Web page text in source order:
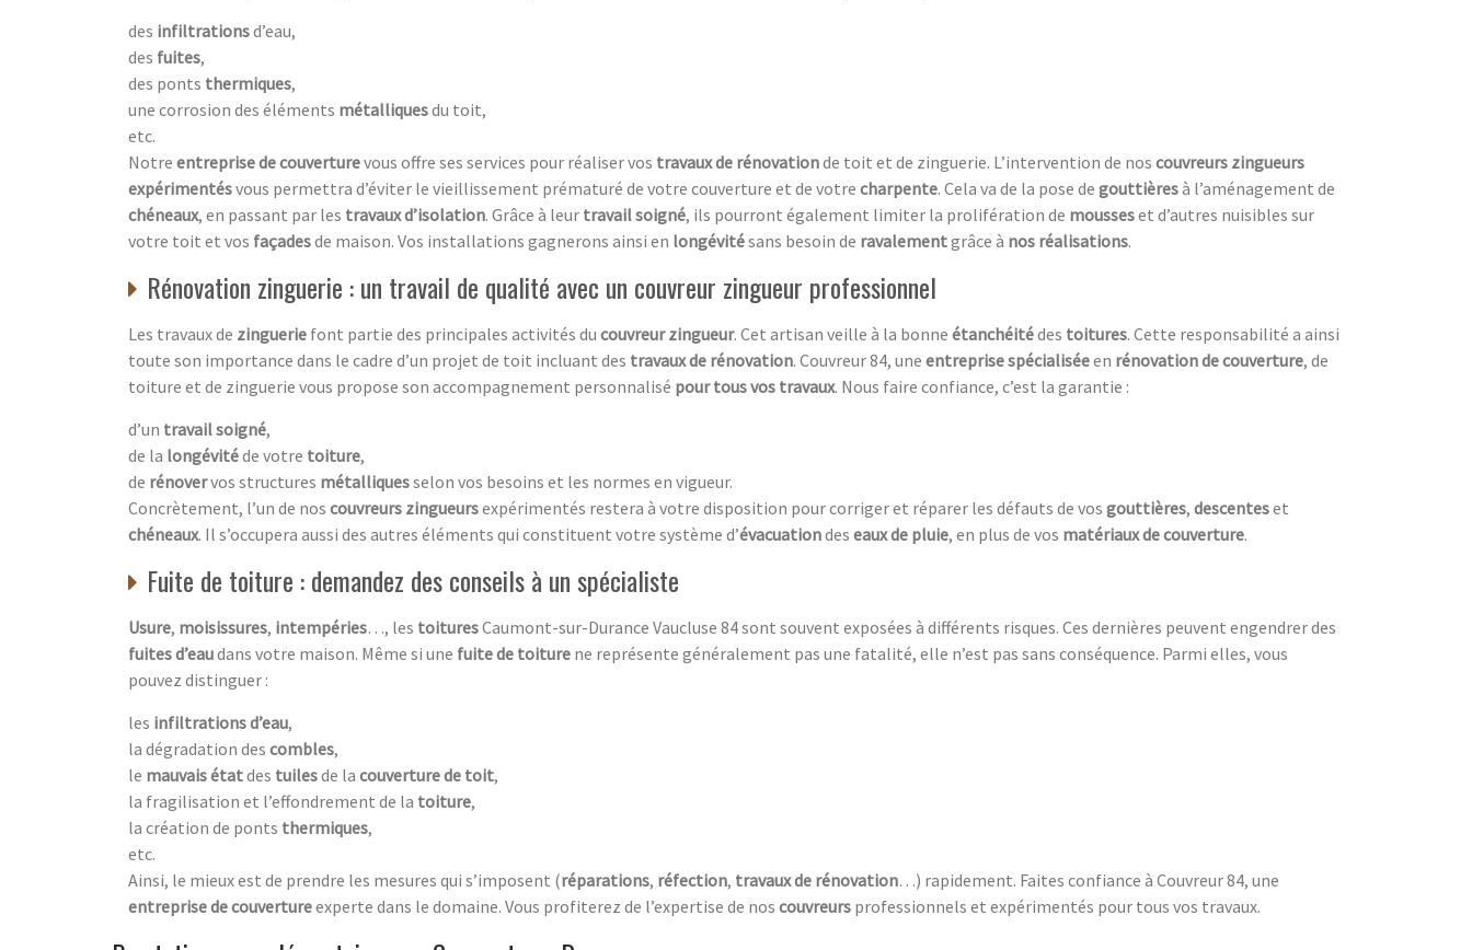
des infiltrationsd’eau,
des fuites,
des ponts thermiques,
une corrosion des éléments métalliquesdu toit,
etc.
Notre entreprise de couverturevous offre ses services pour réaliser vos travaux de rénovationde toit et de zinguerie. L’intervention de nos couvreurs zingueurs
expérimentésvous permettra d’éviter le vieillissement prématuré de votre couverture et de votre charpente. Cela va de la pose de gouttièresà l’aménagement de
chéneaux, en passant par les travaux d’isolation. Grâce à leur travail soigné, ils pourront également limiter la prolifération de mousseset d’autres nuisibles sur
votre toit et vos façadesde maison. Vos installations gagnerons ainsi en longévitésans besoin de ravalementgrâce à nos réalisations.
Rénovation zinguerie : un travail de qualité avec un couvreur zingueur professionnel
Les travaux de zinguerie font partie des principales activités du couvreur zingueur. Cet artisan veille à la bonne étanchéitédes toitures. Cette responsabilité a ainsi
toute son importance dans le cadre d’un projet de toit incluant des travaux de rénovation. Couvreur 84, une entreprise spécialiséeen rénovation de couverture, de
toiture et de zinguerie vous propose son accompagnement personnalisé pour tous vos travaux. Nous faire confiance, c’est la garantie :
d’un travail soigné,
de la longévitéde votre toiture,
de rénovervos structures métalliquesselon vos besoins et les normes en vigueur.
Concrètement, l’un de nos couvreurs zingueursexpérimentés restera à votre disposition pour corriger et réparer les défauts de vos gouttières, descenteset
chéneaux. Il s’occupera aussi des autres éléments qui constituent votre système d’évacuationdes eaux de pluie, en plus de vos matériaux de couverture.
Fuite de toiture : demandez des conseils à un spécialiste
Usure, moisissures, intempéries…, les toituresCaumont-sur-Durance Vaucluse 84 sont souvent exposées à différents risques. Ces dernières peuvent engendrer des
fuites d’eaudans votre maison. Même si une fuite de toiture ne représente généralement pas une fatalité, elle n’est pas sans conséquence. Parmi elles, vous
pouvez distinguer :
les infiltrations d’eau,
la dégradation des combles,
le mauvais étatdes tuilesde la couverture de toit,
la fragilisation et l’effondrement de la toiture,
la création de ponts thermiques,
etc.
Ainsi, le mieux est de prendre les mesures qui s’imposent (réparations, réfection, travaux de rénovation…) rapidement. Faites confiance à Couvreur 84, une
entreprise de couvertureexperte dans le domaine. Vous profiterez de l’expertise de nos couvreurs professionnels et expérimentés pour tous vos travaux.